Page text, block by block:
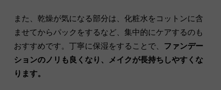
また、乾燥が気になる部分は、化粧水をコットンに含
ませてからパックをするなど、集中的にケアするのも
おすすめです。丁寧に保湿をすることで、 ファンデー
ションのノリも良くなり、メイクが長持ちしやすくな
ります。